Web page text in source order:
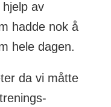
av
hadde nok å
hele dagen.
da vi måtte